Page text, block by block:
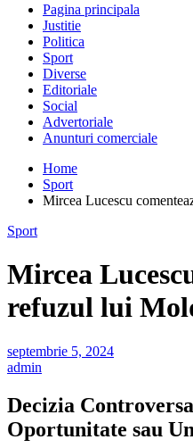
Pagina principala
Justitie
Politica
Sport
Diverse
Editoriale
Social
Advertoriale
Anunturi comerciale
Home
Sport
Mircea Lucescu
Sport
Mircea
refuzul lui
septembrie 5, 2024
admin
Decizia
Oportunitate sau